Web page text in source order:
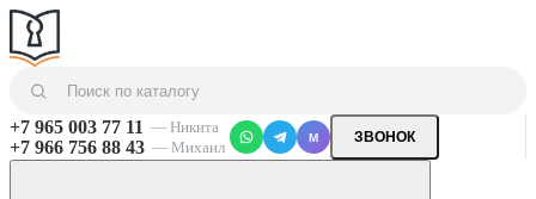
+7 965 003 77 11 — Никита
+7 966 756 88 43 — Михаил
M ЗВОНОК